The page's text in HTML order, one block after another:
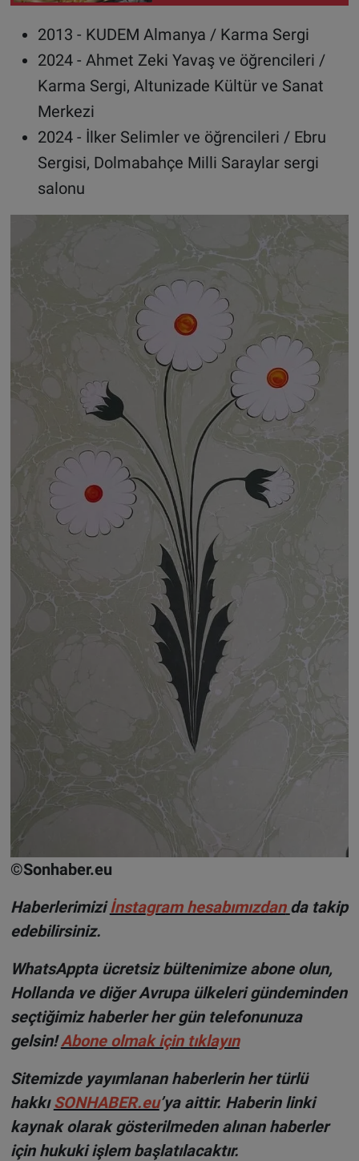
2013 - KUDEM Almanya / Karma Sergi
2024 - Ahmet Zeki Yavaş ve öğrencileri /
Karma Sergi, Altunizade Kültür ve Sanat
Merkezi
2024 - İlker Selimler ve öğrencileri / Ebru
Sergisi, Dolmabahçe Milli Saraylar sergi
salonu
©Sonhaber.eu
Haberlerimiziİnstagram hesabımızdan da takip
edebilirsiniz.
WhatsAppta ücretsiz bültenimize abone olun,
Hollanda ve diğer Avrupa ülkeleri gündeminden
seçtiğimiz haberler her gün telefonunuza
gelsin! Abone olmak için tıklayın
Sitemizde yayımlanan haberlerin her türlü
hakkı SONHABER.eu’ya aittir. Haberin linki
kaynak olarak gösterilmeden alınan haberler
için hukuki işlem başlatılacaktır.